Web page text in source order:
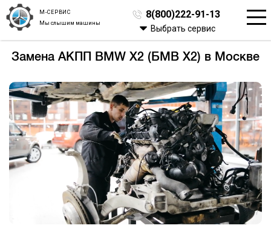
М-СЕРВИС
Мы слышим машины
8(800)222-91-13
Выбрать сервис
Замена АКПП BMW X2 (БМВ Х2) в Москве